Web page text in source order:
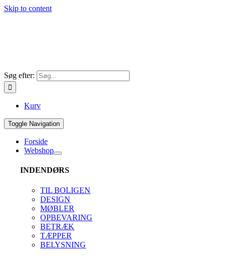
Skip to content
Søg efter:
Kurv
Toggle Navigation
Forside
Webshop
INDENDØRS
TIL BOLIGEN
DESIGN
MØBLER
OPBEVARING
BETRÆK
TÆPPER
BELYSNING